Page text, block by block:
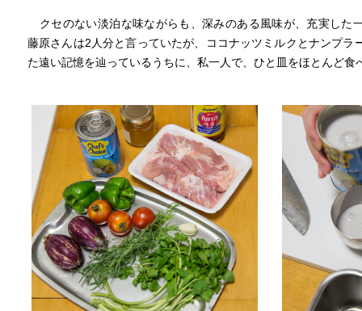
クセのない淡泊な味ながらも、深みのある風味が、充実した
藤原さんは2人分と言っていたが、ココナッツミルクとナンプラ
た遠い記憶を辿っているうちに、私一人で、ひと皿をほとんど食